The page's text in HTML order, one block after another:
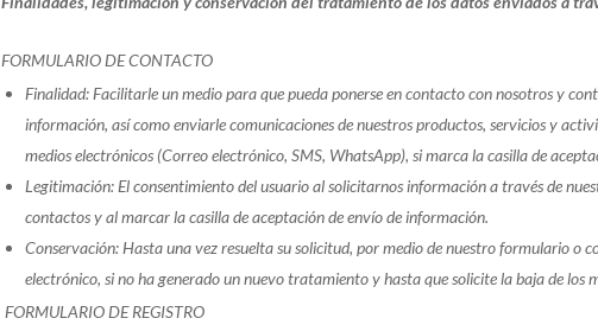
FORMULARIO DE CONTACTO
Finalidad: Facilitarle un medio para que pueda ponerse en contacto con nosotros y
información, así como enviarle comunicaciones de nuestros productos, servicios y
medios electrónicos (Correo electrónico, SMS, WhatsApp), si marca la casilla de
Legitimación: El consentimiento del usuario al solicitarnos información a través de
contactos y al marcar la casilla de aceptación de envío de información.
Conservación: Hasta una vez resuelta su solicitud, por medio de nuestro formulario o
electrónico, si no ha generado un nuevo tratamiento y hasta que solicite la baja de los
FORMULARIO DE REGISTRO